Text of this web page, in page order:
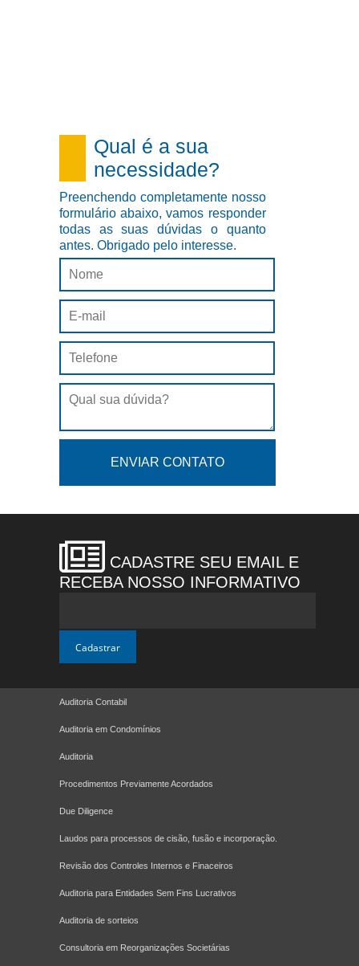
Qual é a sua
necessidade?
Preenchendo completamente nosso
formulário abaixo, vamos responder
todas as suas dúvidas o quanto
antes. Obrigado pelo interesse.
CADASTRE SEU EMAIL E
RECEBA NOSSO INFORMATIVO
Auditoria Contabil
Auditoria em Condomínios
Auditoria
Procedimentos Previamente Acordados
Due Diligence
Laudos para processos de cisão, fusão e incorporação.
Revisão dos Controles Internos e Finaceiros
Auditoria para Entidades Sem Fins Lucrativos
Auditoria de sorteios
Consultoria em Reorganizações Societárias